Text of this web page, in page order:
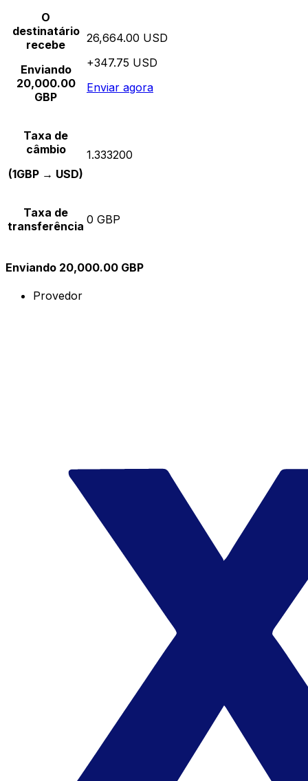
O
destinatário
recebe
Enviando
20,000.00
GBP
26,664.00 USD
+347.75 USD
Enviar agora
Taxa de
câmbio
(1GBP → USD)
1.333200
Taxa de
transferência 0 GBP
Enviando 20,000.00 GBP
Provedor